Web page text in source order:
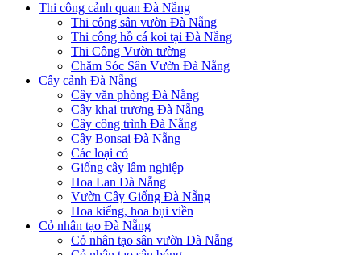
Thi công cảnh quan Đà Nẵng
Thi công sân vườn Đà Nẵng
Thi công hồ cá koi tại Đà Nẵng
Thi Công Vườn tường
Chăm Sóc Sân Vườn Đà Nẵng
Cây cảnh Đà Nẵng
Cây văn phòng Đà Nẵng
Cây khai trương Đà Nẵng
Cây công trình Đà Nẵng
Cây Bonsai Đà Nẵng
Các loại cỏ
Giống cây lâm nghiệp
Hoa Lan Đà Nẵng
Vườn Cây Giống Đà Nẵng
Hoa kiểng, hoa bụi viền
Cỏ nhân tạo Đà Nẵng
Cỏ nhân tạo sân vườn Đà Nẵng